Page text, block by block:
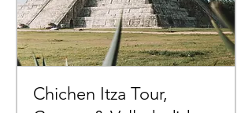
Chichen Itza Tour,